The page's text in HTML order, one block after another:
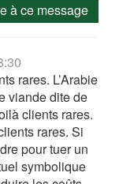
à ce message
rares. L’Arabie
viande dite de
clients rares.
rares. Si
pour tuer un
symbolique